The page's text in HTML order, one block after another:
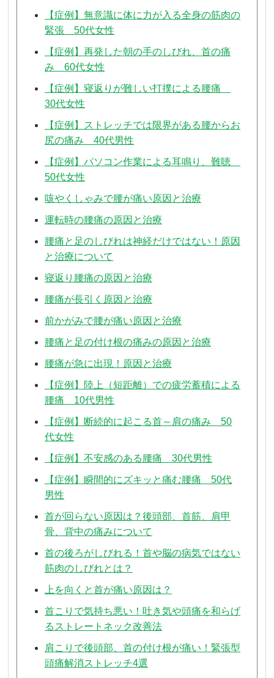
【症例】無意識に体に力が入る全身の筋肉の
緊張 50代女性
【症例】再発した朝の手のしびれ、首の痛
み 60代女性
【症例】寝返りが難しい打撲による腰痛
30代女性
【症例】ストレッチでは限界がある腰からお
尻の痛み 40代男性
【症例】パソコン作業による耳鳴り、難聴
50代女性
咳やくしゃみで腰が痛い原因と治療
運転時の腰痛の原因と治療
腰痛と足のしびれは神経だけではない！原因
と治療について
寝返り腰痛の原因と治療
腰痛が長引く原因と治療
前かがみで腰が痛い原因と治療
腰痛と足の付け根の痛みの原因と治療
腰痛が急に出現！原因と治療
【症例】陸上（短距離）での疲労蓄積による
腰痛 10代男性
【症例】断続的に起こる首～肩の痛み 50
代女性
【症例】不安感のある腰痛 30代男性
【症例】瞬間的にズキッと痛む腰痛 50代
男性
首が回らない原因は？後頭部、首筋、肩甲
骨、背中の痛みについて
首の後ろがしびれる！首や脳の病気ではない
筋肉のしびれとは？
上を向くと首が痛い原因は？
首こりで気持ち悪い！吐き気や頭痛を和らげ
るストレートネック改善法
肩こりで後頭部、首の付け根が痛い！緊張型
頭痛解消ストレッチ4選